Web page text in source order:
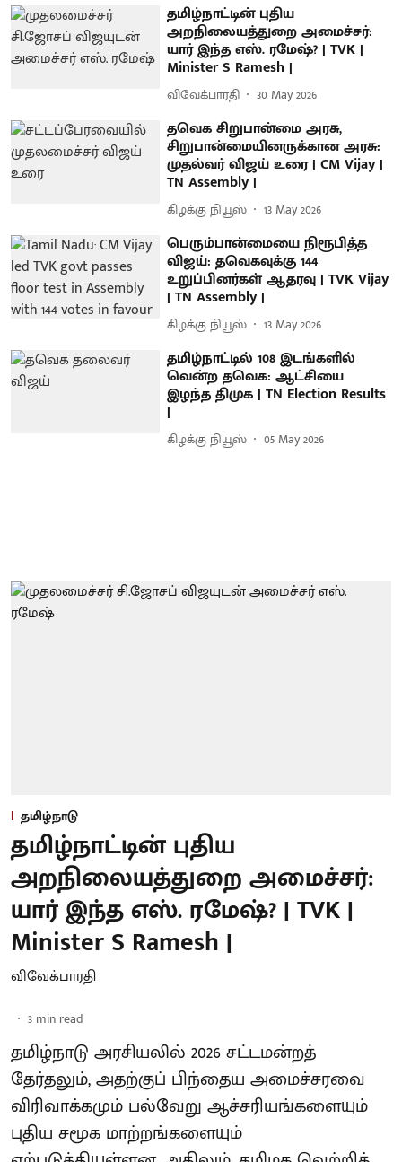
தமிழ்நாட்டின் புதிய
அறநிலையத்துறை அமைச்சர்:
யார் இந்த எஸ். ரமேஷ்? | TVK |
Minister S Ramesh |
விவேக்பாரதி 30 May 2026
தவெக சிறுபான்மை அரசு,
சிறுபான்மையினருக்கான அரசு:
முதல்வர் விஜய் உரை | CM Vijay |
TN Assembly |
கிழக்கு நியூஸ் 13 May 2026
பெரும்பான்மையை நிரூபித்த
விஜய்: தவெகவுக்கு 144
உறுப்பினர்கள் ஆதரவு | TVK Vijay
| TN Assembly |
கிழக்கு நியூஸ் 13 May 2026
தமிழ்நாட்டில் 108 இடங்களில்
வென்ற தவெக: ஆட்சியை
இழந்த திமுக | TN Election Results
|
கிழக்கு நியூஸ் 05 May 2026
தமிழ்நாடு
தமிழ்நாட்டின் புதிய
அறநிலையத்துறை அமைச்சர்:
யார் இந்த எஸ். ரமேஷ்? | TVK |
Minister S Ramesh |
விவேக்பாரதி
3 min read
தமிழ்நாடு அரசியலில் 2026 சட்டமன்றத்
தேர்தலும், அதற்குப் பிந்தைய அமைச்சரவை
விரிவாக்கமும் பல்வேறு ஆச்சரியங்களையும்
புதிய சமூக மாற்றங்களையும்